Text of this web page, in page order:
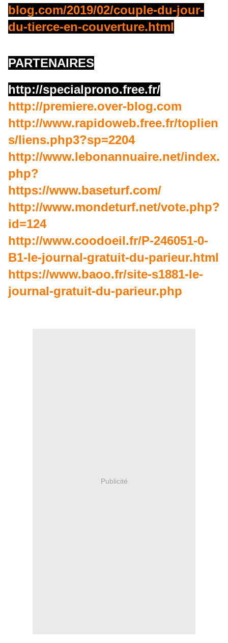
blog.com/2019/02/couple-du-jour-
du-tierce-en-couverture.html
PARTENAIRES
http://specialprono.free.fr/
http://premiere.over-blog.com
http://www.rapidoweb.free.fr/toplien
s/liens.php3?sp=2204
http://www.lebonannuaire.net/index.
php?
https://www.baseturf.com/
http://www.mondeturf.net/vote.php?
id=124
http://www.coodoeil.fr/P-246051-0-
B1-le-journal-gratuit-du-parieur.html
https://www.baoo.fr/site-s1881-le-
journal-gratuit-du-parieur.php
Publicité